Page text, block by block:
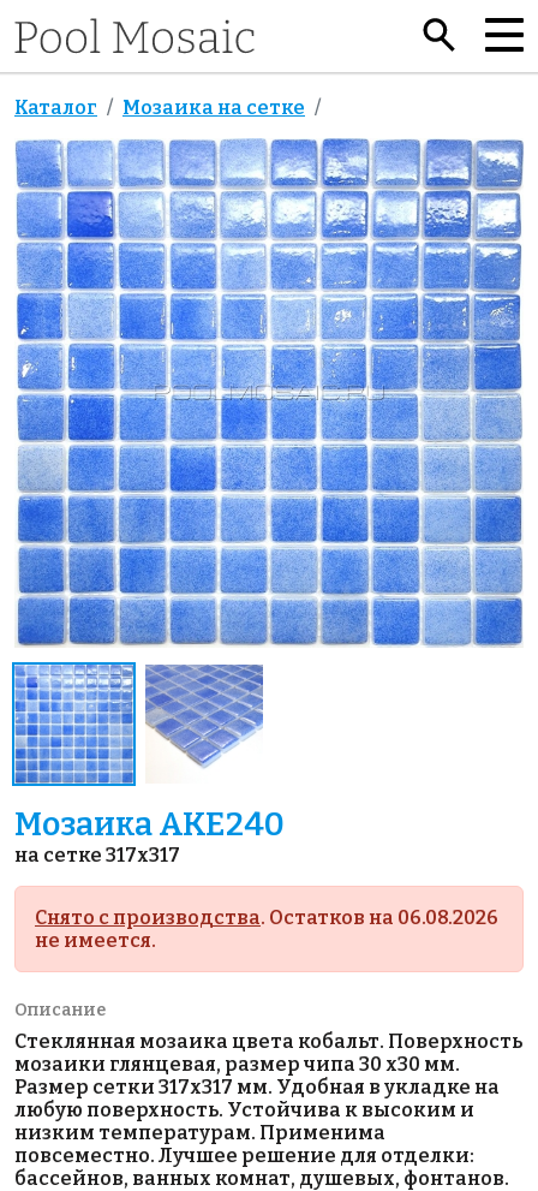
Каталог Мозаика на сетке
Мозаика AKE240
на сетке 317x317
Снято с производства. Остатков на 06.08.2026
не имеется.
Описание
Стеклянная мозаика цвета кобальт. Поверхность
мозаики глянцевая, размер чипа 30 х30 мм.
Размер сетки 317х317 мм. Удобная в укладке на
любую поверхность. Устойчива к высоким и
низким температурам. Применима
повсеместно. Лучшее решение для отделки:
бассейнов, ванных комнат, душевых, фонтанов.